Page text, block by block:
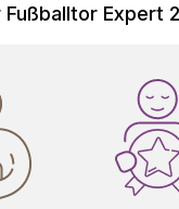
Fußballtor Expert